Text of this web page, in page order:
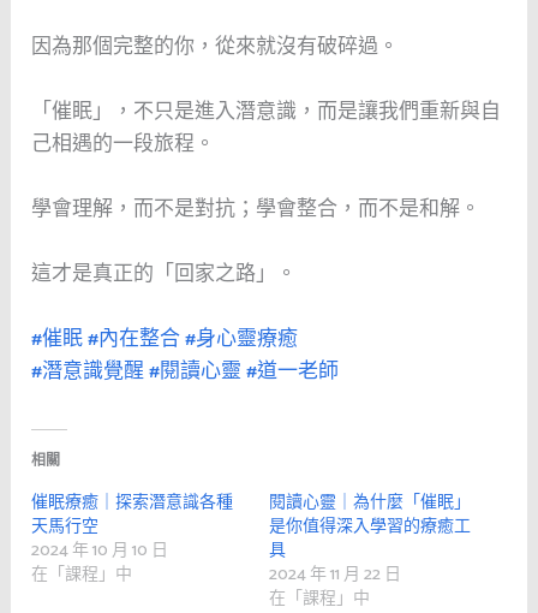
因為那個完整的你，從來就沒有破碎過。
「催眠」，不只是進入潛意識，而是讓我們重新與自
己相遇的一段旅程。
學會理解，而不是對抗；學會整合，而不是和解。
這才是真正的「回家之路」。
#催眠#內在整合#身心靈療癒
#潛意識覺醒#閱讀心靈#道一老師
相關
催眠療癒｜探索潛意識各種
天馬行空
2024 年 10 月 10 日
在「課程」中
閱讀心靈｜為什麼「催眠」
是你值得深入學習的療癒工
具
2024 年 11 月 22 日
在「課程」中